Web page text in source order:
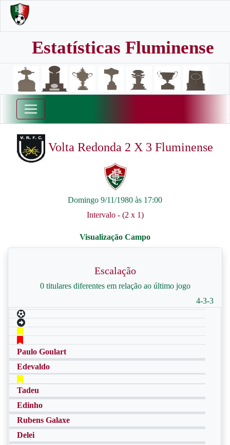
Estatísticas Fluminense
Volta Redonda 2 X 3 Fluminense
Domingo 9/11/1980 às 17:00
Intervalo - (2 x 1)
Escalação
0 titulares diferentes em relação ao último jogo
4-3-3
Paulo Goulart
Edevaldo
Tadeu
Edinho
Rubens Galaxe
Delei